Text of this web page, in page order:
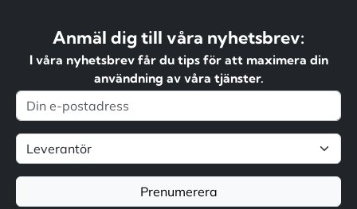
Anmäl dig till våra nyhetsbrev:
I våra nyhetsbrev får du tips för att maximera din
användning av våra tjänster.
Prenumerera